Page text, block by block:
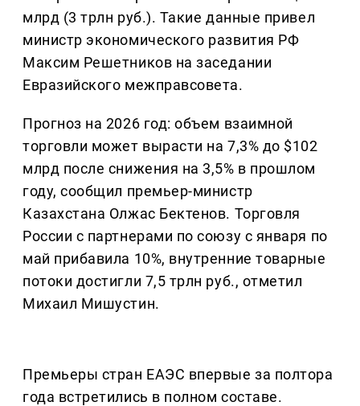
млрд (3 трлн руб.). Такие данные привел
министр экономического развития РФ
Максим Решетников на заседании
Евразийского межправсовета.
Прогноз на 2026 год: объем взаимной
торговли может вырасти на 7,3% до $102
млрд после снижения на 3,5% в прошлом
году, сообщил премьер-министр
Казахстана Олжас Бектенов. Торговля
России с партнерами по союзу с января по
май прибавила 10%, внутренние товарные
потоки достигли 7,5 трлн руб., отметил
Михаил Мишустин.
Премьеры стран ЕАЭС впервые за полтора
года встретились в полном составе.